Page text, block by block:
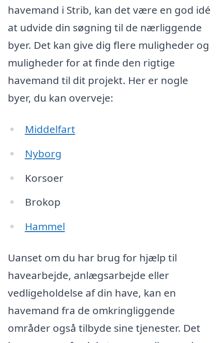
havemand i Strib, kan det være en god idé
at udvide din søgning til de nærliggende
byer. Det kan give dig flere muligheder og
muligheder for at finde den rigtige
havemand til dit projekt. Her er nogle
byer, du kan overveje:
Middelfart
Nyborg
Korsoer
Brokop
Hammel
Uanset om du har brug for hjælp til
havearbejde, anlægsarbejde eller
vedligeholdelse af din have, kan en
havemand fra de omkringliggende
områder også tilbyde sine tjenester. Det